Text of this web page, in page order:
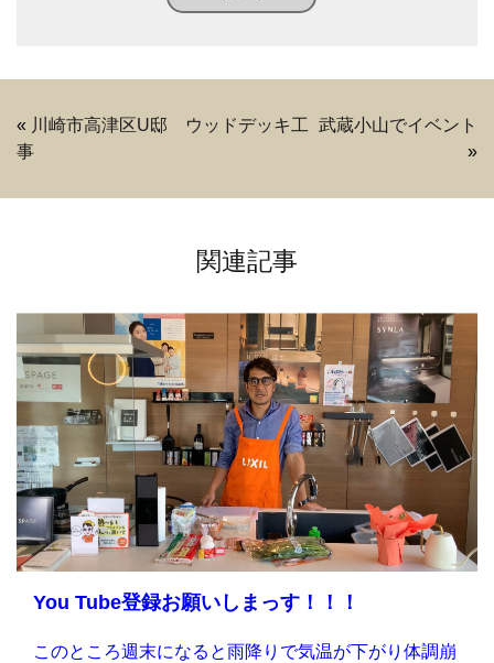
« 川崎市高津区U邸 ウッドデッキ工
事
武蔵小山でイベント
»
関連記事
You Tube登録お願いしまっす！！！
このところ週末になると雨降りで気温が下がり体調崩